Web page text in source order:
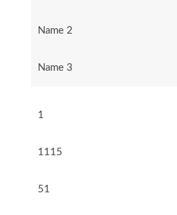
Name 2
Name 3
1
1115
51